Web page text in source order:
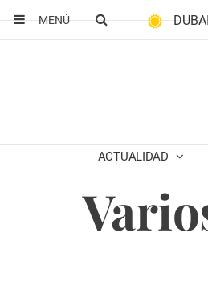
MENÚ
DUBAI
ACTUALIDAD